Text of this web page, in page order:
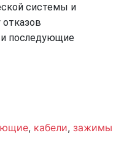
системы и
последующие
, кабели, зажимы